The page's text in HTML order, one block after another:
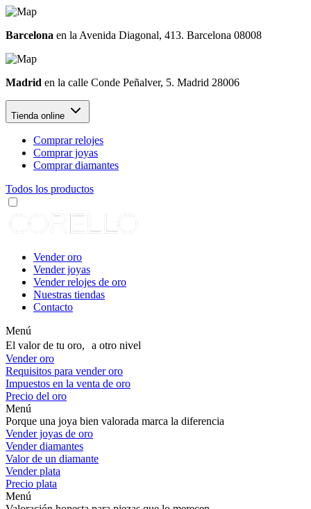
Barcelona en la Avenida Diagonal, 413. Barcelona 08008
Madrid en la calle Conde Peñalver, 5. Madrid 28006
Tienda online
Comprar relojes
Comprar joyas
Comprar diamantes
Todos los productos
Vender oro
Vender joyas
Vender relojes de oro
Nuestras tiendas
Contacto
Menú
El valor de tu oro, a otro nivel
Vender oro
Requisitos para vender oro
Impuestos en la venta de oro
Precio del oro
Menú
Porque una joya bien valorada marca la diferencia
Vender joyas de oro
Vender diamantes
Valor de un diamante
Vender plata
Precio plata
Menú